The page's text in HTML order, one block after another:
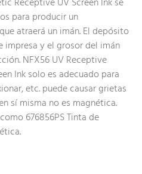
para producir un
atraerá un imán. El depósito
impresa y el grosor del imán
NFX56 UV Receptive
Ink solo es adecuado para
etc. puede causar grietas
sí misma no es magnética.
676856PS Tinta de